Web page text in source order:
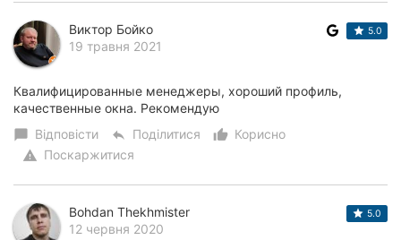
Виктор Бойко
19 травня 2021
5.0
Квалифицированные менеджеры, хороший профиль,
качественные окна. Рекомендую
chat_bubble Відповісти reply Поділитися thumb_up_alt
Корисно
warning Поскаржитися
Bohdan Thekhmister
12 червня 2020
5.0